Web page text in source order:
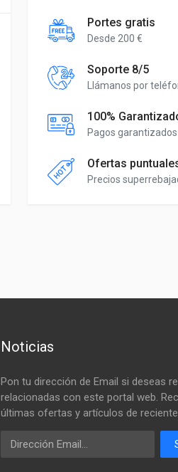
Portes gratis
Desde 200 €
Soporte 8/5
Llámanos por
100%
Pagos garantizados
Ofertas
Precios
Noticias
Pon tu dirección de Email si deseas
relacionadas con este portal web.
últimas ofertas y artículos de
Email